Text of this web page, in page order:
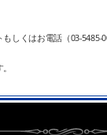
しくはお電話（03-5485-